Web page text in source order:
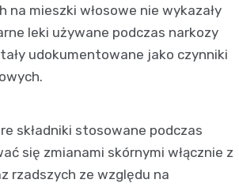
mieszki włosowe nie wykazały
leki używane podczas narkozy
udokumentowane jako czynniki
składniki stosowane podczas
się zmianami skórnymi włącznie z
rzadszych ze względu na